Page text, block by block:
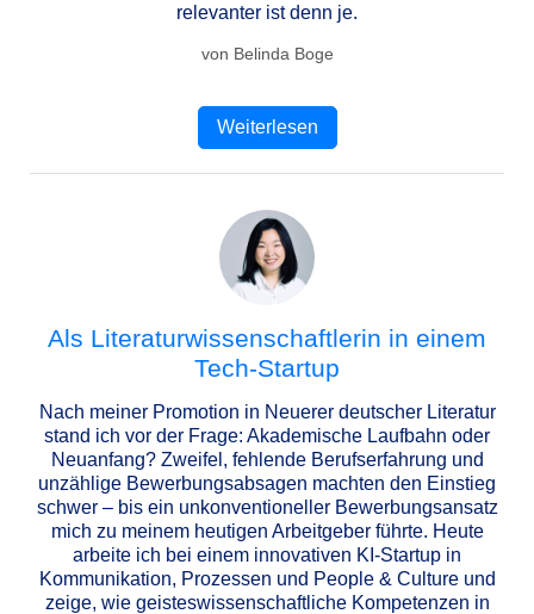
relevanter ist denn je.
von Belinda Boge
Weiterlesen
Als Literaturwissenschaftlerin in einem
Tech-Startup
Nach meiner Promotion in Neuerer deutscher Literatur
stand ich vor der Frage: Akademische Laufbahn oder
Neuanfang? Zweifel, fehlende Berufserfahrung und
unzählige Bewerbungsabsagen machten den Einstieg
schwer – bis ein unkonventioneller Bewerbungsansatz
mich zu meinem heutigen Arbeitgeber führte. Heute
arbeite ich bei einem innovativen KI-Startup in
Kommunikation, Prozessen und People & Culture und
zeige, wie geisteswissenschaftliche Kompetenzen in